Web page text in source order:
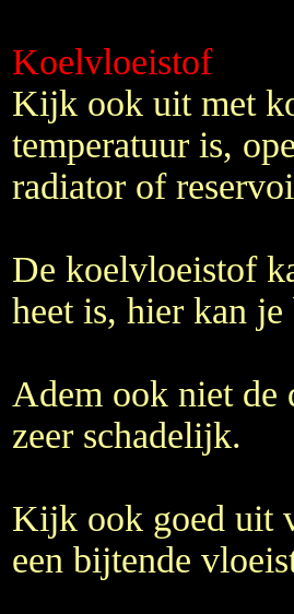
Koelvloeistof
Kijk ook uit met
temperatuur is,
radiator of
De koelvloeistof
heet is, hier kan
Adem ook niet de
zeer schadelijk.
Kijk ook goed uit
een bijtende